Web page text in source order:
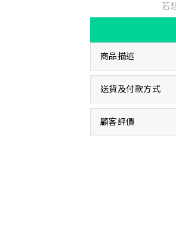
若
商品描述
送貨及付款方式
顧客評價